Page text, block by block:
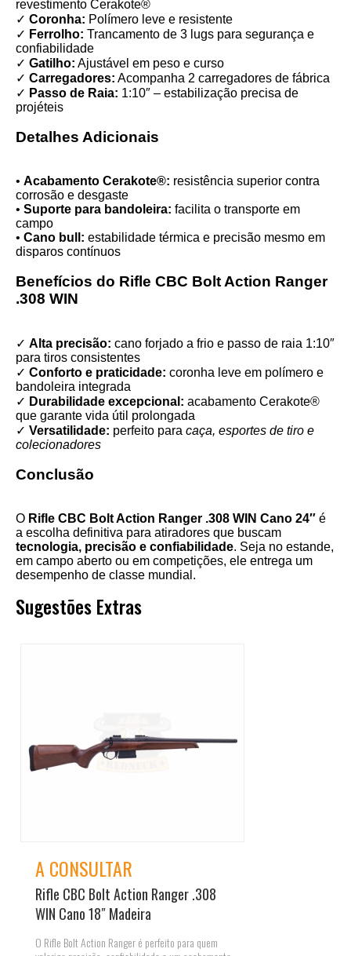
revestimento Cerakote®
✓ Coronha: Polímero leve e resistente
✓ Ferrolho: Trancamento de 3 lugs para segurança e
confiabilidade
✓ Gatilho: Ajustável em peso e curso
✓ Carregadores: Acompanha 2 carregadores de fábrica
✓ Passo de Raia: 1:10″ – estabilização precisa de
projéteis
Detalhes Adicionais
• Acabamento Cerakote®: resistência superior contra
corrosão e desgaste
• Suporte para bandoleira: facilita o transporte em
campo
• Cano bull: estabilidade térmica e precisão mesmo em
disparos contínuos
Benefícios do Rifle CBC Bolt Action Ranger
.308 WIN
✓ Alta precisão: cano forjado a frio e passo de raia 1:10″
para tiros consistentes
✓ Conforto e praticidade: coronha leve em polímero e
bandoleira integrada
✓ Durabilidade excepcional: acabamento Cerakote®
que garante vida útil prolongada
✓ Versatilidade: perfeito para caça, esportes de tiro e
colecionadores
Conclusão
O Rifle CBC Bolt Action Ranger .308 WIN Cano 24″ é
a escolha definitiva para atiradores que buscam
tecnologia, precisão e confiabilidade. Seja no estande,
em campo aberto ou em competições, ele entrega um
desempenho de classe mundial.
Sugestões Extras
A CONSULTAR
Rifle CBC Bolt Action Ranger .308
WIN Cano 18″ Madeira
O Rifle Bolt Action Ranger é perfeito para quem